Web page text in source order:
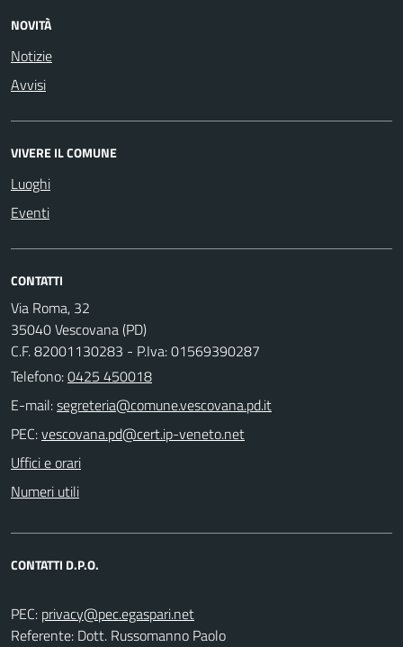
NOVITÀ
Notizie
Avvisi
VIVERE IL COMUNE
Luoghi
Eventi
CONTATTI
Via Roma, 32
35040 Vescovana (PD)
C.F. 82001130283 - P.Iva: 01569390287
Telefono:0425 450018
E-mail:
PEC:
Uffici e orari
Numeri utili
CONTATTI D.P.O.
PEC:
Referente: Dott. Russomanno Paolo